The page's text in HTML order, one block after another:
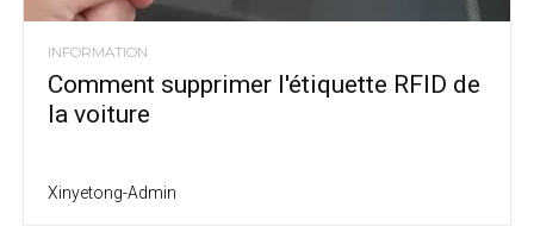
INFORMATION
Comment supprimer l'étiquette RFID de
la voiture
Xinyetong-Admin